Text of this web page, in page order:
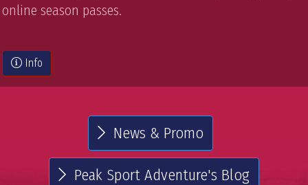
online season passes.
Info
News & Promo
Peak Sport Adventure's Blog